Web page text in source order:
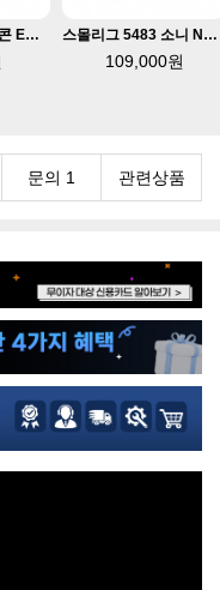
스몰리그 5486 니콘 EN-EL15c 카메라 배터리 PD 3.0 고속 충전기 키트 스몰리그 5483 소니 NP-FZ100 카메라 배터리 PD 3.0 고속 충전기 키트
109,000원
문의 1 관련상품